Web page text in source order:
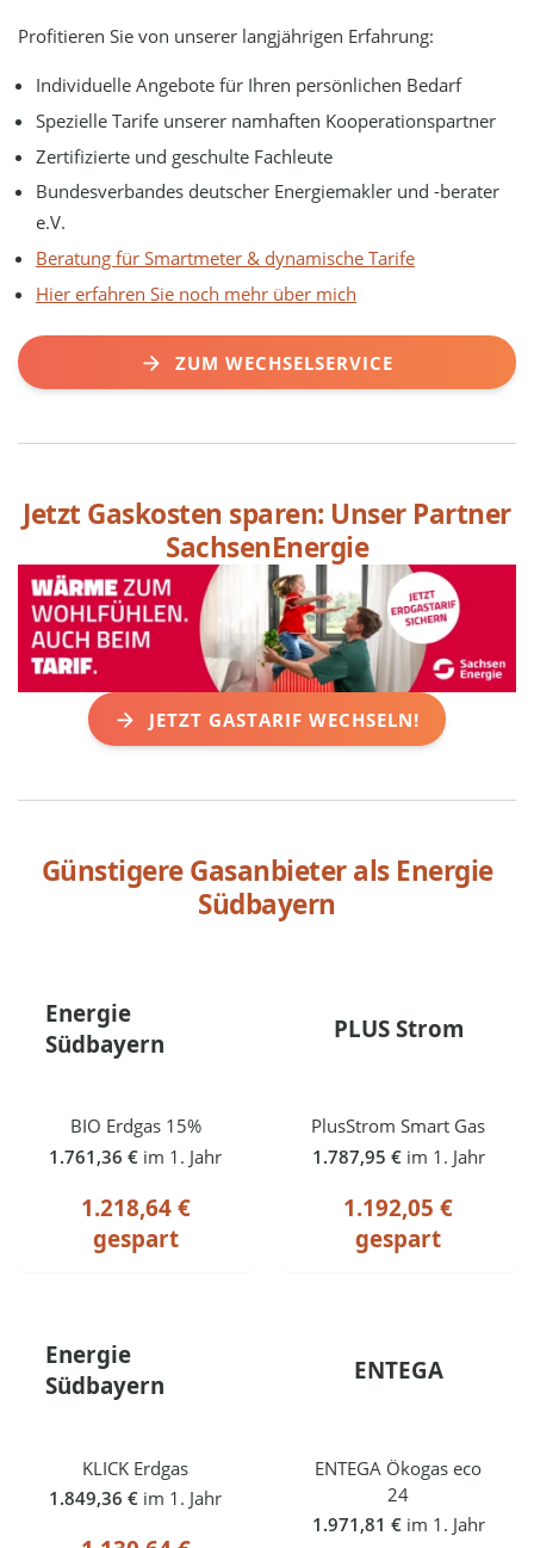
Profitieren Sie von unserer langjährigen Erfahrung:
Individuelle Angebote für Ihren persönlichen Bedarf
Spezielle Tarife unserer namhaften Kooperationspartner
Zertifizierte und geschulte Fachleute
Bundesverbandes deutscher Energiemakler und -berater
e.V.
Beratung für Smartmeter & dynamische Tarife
Hier erfahren Sie noch mehr über mich
ZUM WECHSELSERVICE
Jetzt Gaskosten sparen: Unser Partner
SachsenEnergie
JETZT GASTARIF WECHSELN!
Günstigere Gasanbieter als Energie
Südbayern
Energie
Südbayern
BIO Erdgas 15%
1.761,36 € im 1. Jahr
1.218,64 €
gespart
PLUS Strom
PlusStrom Smart Gas
1.787,95 € im 1. Jahr
1.192,05 €
gespart
Energie
Südbayern
KLICK Erdgas
1.849,36 € im 1. Jahr
ENTEGA
ENTEGA Ökogas eco
24
1.971,81 € im 1. Jahr